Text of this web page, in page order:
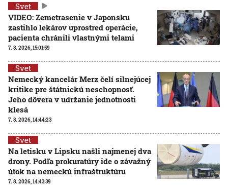
Svet
VIDEO: Zemetrasenie v Japonsku
zastihlo lekárov uprostred operácie,
pacienta chránili vlastnými telami
7. 8. 2026, 15:01:59
Svet
Nemecký kancelár Merz čelí silnejúcej
kritike pre štátnickú neschopnosť.
Jeho dôvera v udržanie jednotnosti
klesá
7. 8. 2026, 14:44:23
Svet
Na letisku v Lipsku našli najmenej dva
drony. Podľa prokuratúry ide o závažný
útok na nemeckú infraštruktúru
7. 8. 2026, 14:43:39